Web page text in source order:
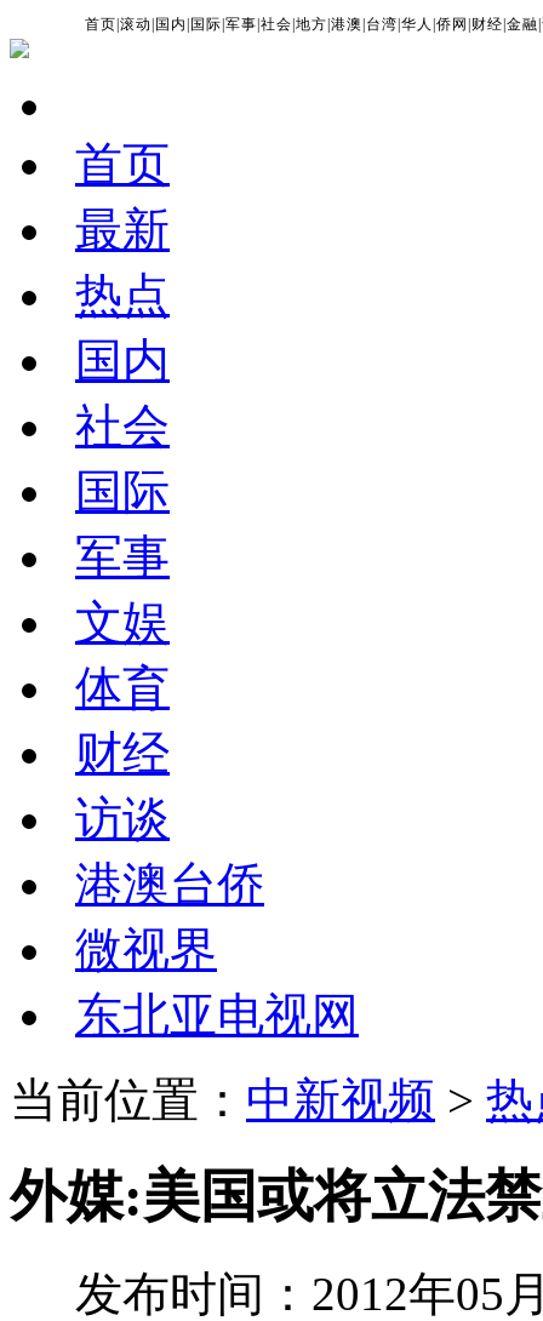
首页 |滚动 国内 国际 |军事 |社会 |地方 |港澳 台湾 |华人 |侨网 财经 |金融 |
首页
最新
热点
国内
社会
国际
军事
文娱
体育
财经
访谈
港澳台侨
微视界
东北亚电视网
当前位置： 中新视频 >
外媒:美国或将立法
发布时间：2012年05